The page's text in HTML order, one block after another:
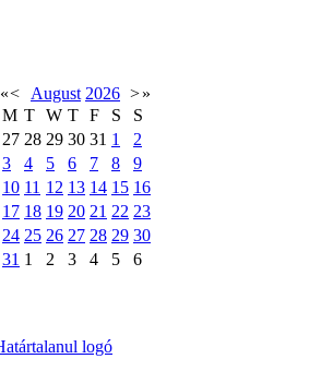
«< August 2026 >»
M T W T F S
S
27 28 29 30 31 1
2
3
4 5 6 7 8
9
10 11 12 13 14 15 16
17 18 19 20 21 22 23
24 25 26 27 28 29 30
31 1 2 3 4 5 6